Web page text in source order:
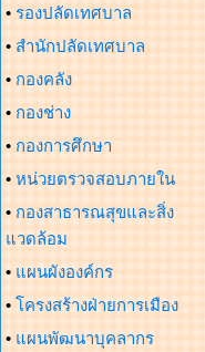
• รองปลัดเทศบาล
• สำนักปลัดเทศบาล
• กองคลัง
• กองช่าง
• กองการศึกษา
• หน่วยตรวจสอบภายใน
• กองสาธารณสุขและสิ่ง
แวดล้อม
• แผนผังองค์กร
• โครงสร้างฝ่ายการเมือง
• แผนพัฒนาบุคลากร